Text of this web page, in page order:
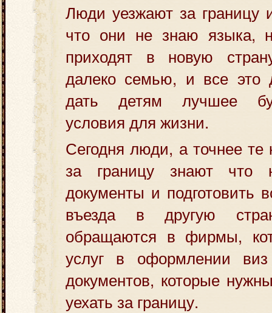
Люди уезжают за границу
что они не знаю языка,
приходят в новую
далеко семью, и все это
дать детям лучшее
условия для жизни.
Сегодня люди, а точнее те
за границу знают что
документы и подготовить
въезда в другую
обращаются в фирмы,
услуг в оформлении
документов, которые
уехать за границу.